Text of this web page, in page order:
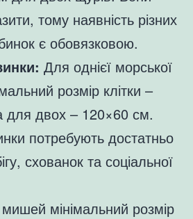
тому наявність різних
є обовязковою.
Для однієї морської
розмір клітки –
для двох – 120×60 см.
потребують достатньо
схованок та соціальної
мінімальний розмір